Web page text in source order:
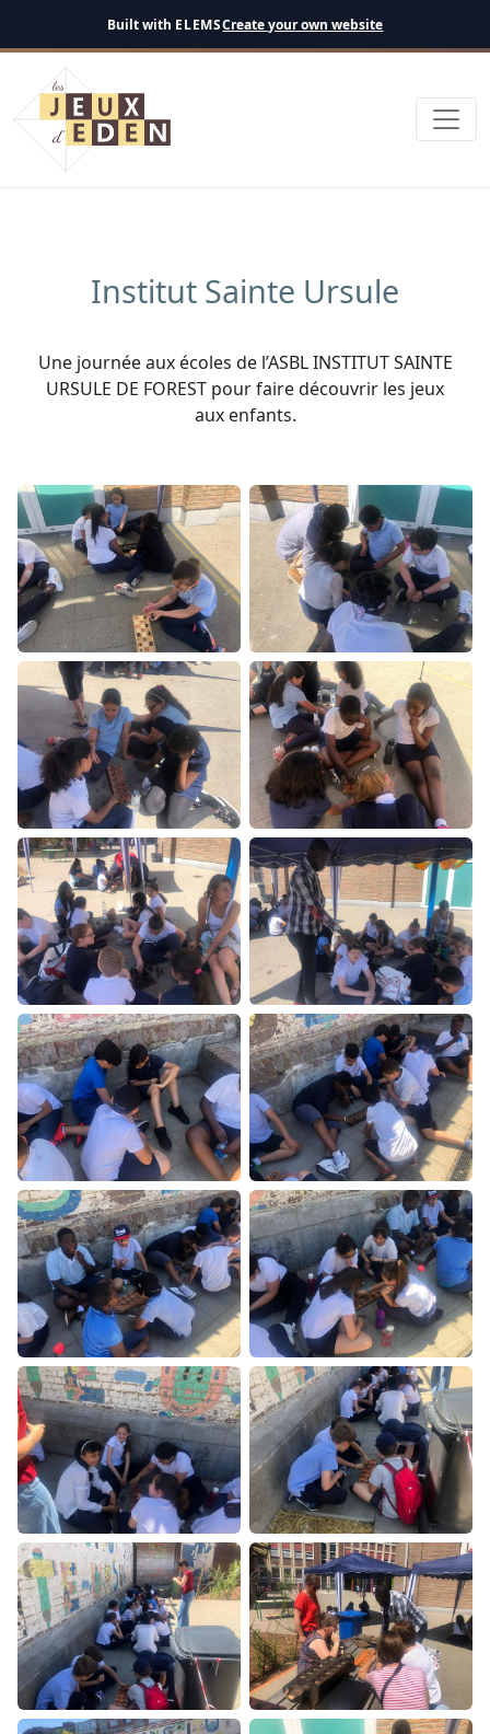
Built with ELEMSCreate your own website
English
Institut Sainte Ursule
Une journée aux écoles de l’ASBL INSTITUT SAINTE
URSULE DE FOREST pour faire découvrir les jeux
aux enfants.